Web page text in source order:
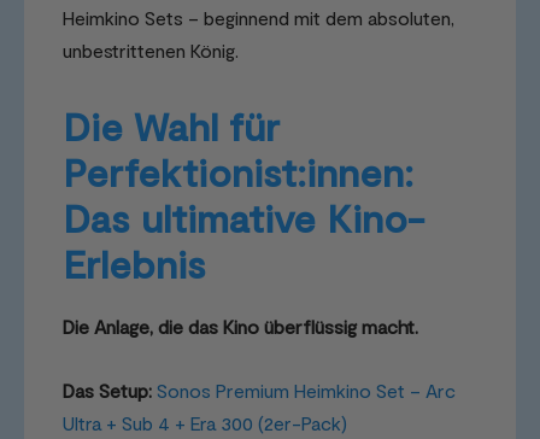
Heimkino Sets – beginnend mit dem absoluten,
unbestrittenen König.
Die Wahl für
Perfektionist:innen:
Das ultimative Kino-
Erlebnis
Die Anlage, die das Kino überflüssig macht.
Das Setup: Sonos Premium Heimkino Set – Arc
Ultra + Sub 4 + Era 300 (2er-Pack)